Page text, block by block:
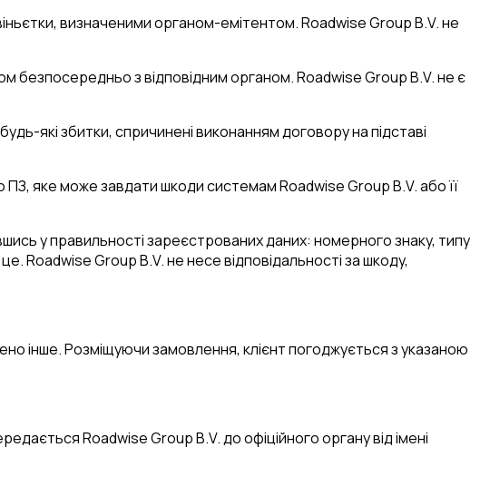
визначеними органом-емітентом. Roadwise Group B.V. не
безпосередньо з відповідним органом. Roadwise Group B.V. не є
які збитки, спричинені виконанням договору на підставі
ПЗ, яке може завдати шкоди системам Roadwise Group B.V. або її
у правильності зареєстрованих даних: номерного знаку, типу
Roadwise Group B.V. не несе відповідальності за шкоду,
інше. Розміщуючи замовлення, клієнт погоджується з указаною
Roadwise Group B.V. до офіційного органу від імені